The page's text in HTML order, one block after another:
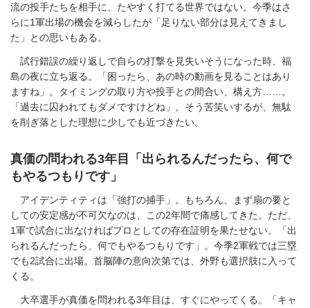
流の投手たちを相手に、たやすく打てる世界ではない。今季はさ
らに1軍出場の機会を減らしたが「足りない部分は見えてきまし
た」との思いもある。
試行錯誤の繰り返しで自らの打撃を見失いそうになった時、福
島の夜に立ち返る。「困ったら、あの時の動画を見ることはあり
ますね」。タイミングの取り方や投手との間合い、構え方……。
「過去に囚われてもダメですけどね」。そう苦笑いするが、無駄
を削ぎ落とした理想に少しでも近づきたい。
真価の問われる3年目「出られるんだったら、何で
もやるつもりです」
アイデンティティは「強打の捕手」。もちろん、まず扇の要と
しての安定感が不可欠なのは、この2年間で痛感してきた。ただ、
1軍で試合に出なければプロとしての存在証明を果たせない。「出
られるんだったら、何でもやるつもりです」。今季2軍戦では三塁
でも2試合に出場。首脳陣の意向次第では、外野も選択肢に入って
くる。
大卒選手が真価を問われる3年目は、すぐにやってくる。「キャ